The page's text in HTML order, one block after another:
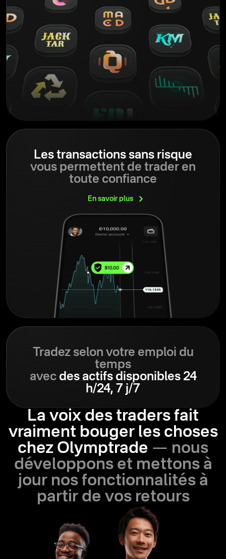
Les transactions sans risque
vous permettent de trader en
toute confiance
En savoirplus
Tradez selon votre emploi du
temps
avec des actifs disponibles 24
h/24, 7 j/7
La voix des traders fait
vraiment bouger les choses
chez Olymptrade — nous
développons et mettons à
jour nos fonctionnalités à
partir de vos retours